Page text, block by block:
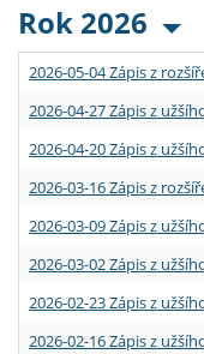
Rok 2026
2026-05-04 Zápis z
2026-04-27 Zápis z
2026-04-20 Zápis z
2026-03-16 Zápis z
2026-03-09 Zápis z
2026-03-02 Zápis z
2026-02-23 Zápis z
2026-02-16 Zápis z